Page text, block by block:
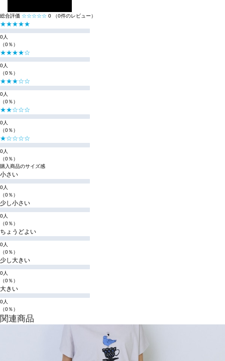
総合評価 ☆☆☆☆☆ 0 （0件のレビュー）
★★★★★
0人
（0％）
★★★★☆
0人
（0％）
★★★☆☆
0人
（0％）
★★☆☆☆
0人
（0％）
★☆☆☆☆
0人
（0％）
購入商品のサイズ感
小さい
0人
（0％）
少し小さい
0人
（0％）
ちょうどよい
0人
（0％）
少し大きい
0人
（0％）
大きい
0人
（0％）
関連商品